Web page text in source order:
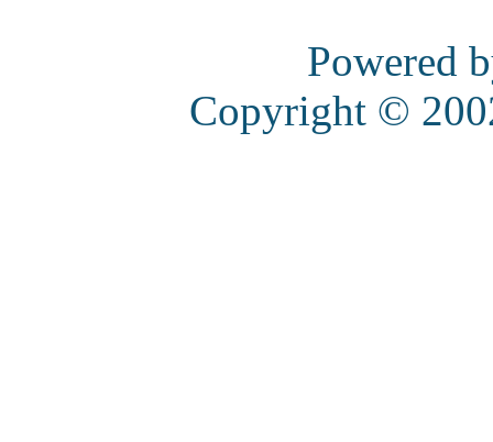
Powered
Copyright ©